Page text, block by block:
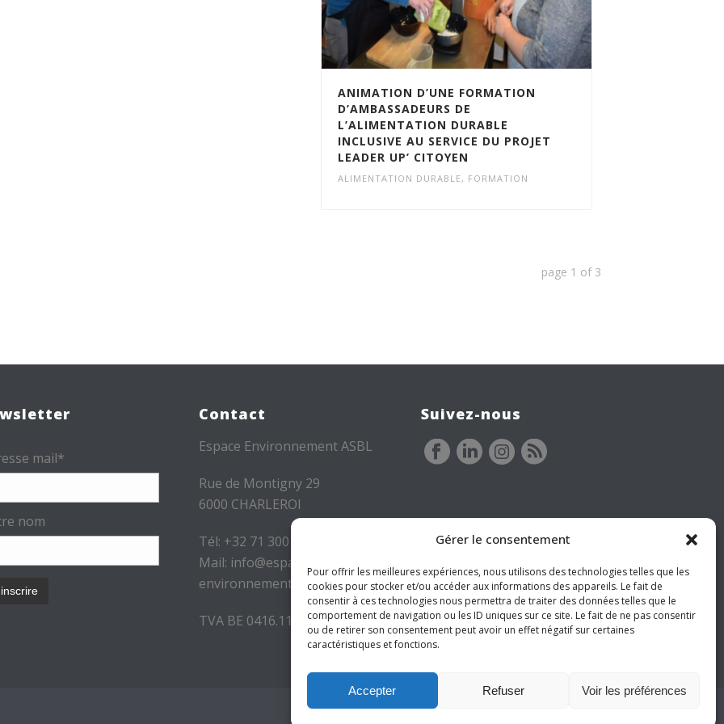
Gérer le consentement
Pour offrir les meilleures expériences, nous utilisons des technologies telles que les
cookies pour stocker et/ou accéder aux informations des appareils. Le fait de
consentir à ces technologies nous permettra de traiter des données telles que le
comportement de navigation ou les ID uniques sur ce site. Le fait de ne pas consentir
ou de retirer son consentement peut avoir un effet négatif sur certaines
caractéristiques et fonctions.
Accepter Refuser Voir les préférences
ANIMATION D’UNE FORMATION
D’AMBASSADEURS DE
L’ALIMENTATION DURABLE
INCLUSIVE AU SERVICE DU PROJET
LEADER UP’ CITOYEN
ALIMENTATION DURABLE, FORMATION
page 1 of 3
mail*
nom
Contact
Espace Environnement ASBL
Rue de Montigny 29
6000 CHARLEROI
Tél: +32 71 300 300
Mail: info@espace-
environnement.be
TVA BE 0416.116.340
Suivez-nous